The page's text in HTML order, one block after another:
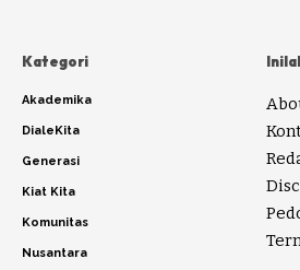
Kategori
Akademika
DialeKita
Generasi
Kiat Kita
Komunitas
Nusantara